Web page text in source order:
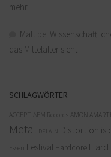
mehr
Matt
das Mittelalter sieht
SCHLAGWÖRTER
ACCEPT AFM Records AMON
Metal
DELAIN Distortion is
Essen Festival Hardcore Hard